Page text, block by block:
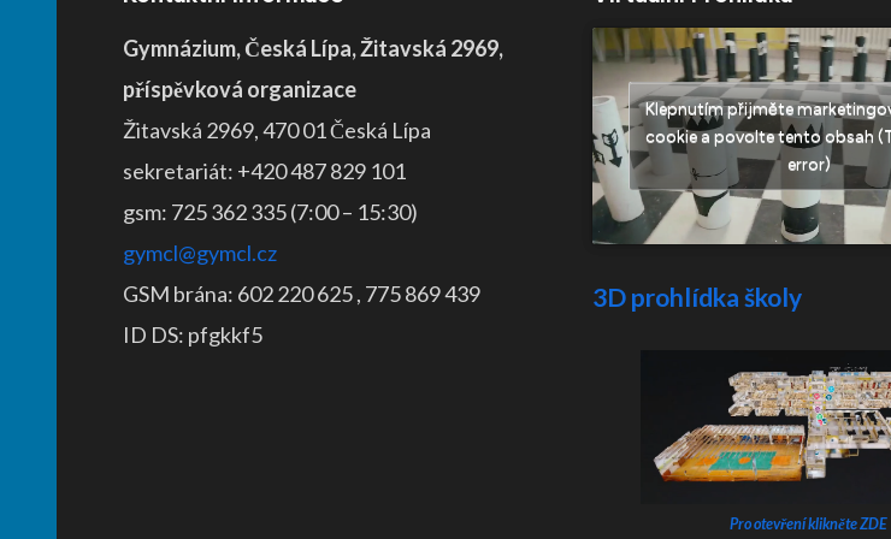
Gymnázium, Česká Lípa, Žitavská 2969,
příspěvková organizace
Žitavská 2969, 470 01 Česká Lípa
sekretariát: +420 487 829 101
gsm: 725 362 335 (7:00 – 15:30)
gymcl@gymcl.cz
GSM brána: 602 220 625 , 775 869 439
ID DS: pfgkkf5
Klepnutím přijměte
cookie a povolte tento obsah
error)
3D prohlídka školy
Pro otevření klikněte ZDE